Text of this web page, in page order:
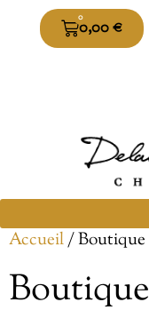
0,00€
0
Accueil/ Boutique
Boutique